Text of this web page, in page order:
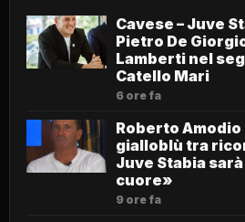
Cavese – Juve
Pietro De
Lamberti nel
Catello Mari
6 ore fa
Roberto
gialloblù tra
Juve Stabia
cuore»
9 ore fa